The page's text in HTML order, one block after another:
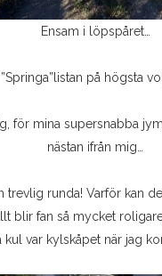
Ensam i löpspåret…
”Springa”listan på högsta
för mina supersnabba
nästan ifrån mig…
trevlig runda! Varför kan
blir fan så mycket
kul var kylskåpet när jag